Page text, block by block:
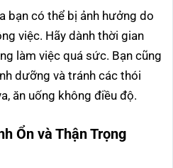
bạn có thể bị ảnh hưởng do
việc. Hãy dành thời gian
làm việc quá sức. Bạn cũng
dưỡng và tránh các thói
ăn uống không điều độ.
Ổn và Thận Trọng